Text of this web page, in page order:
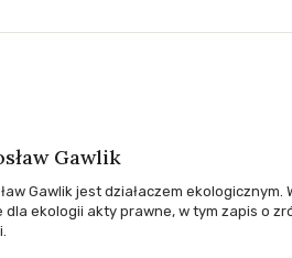
Gawlik
Gawlik jest działaczem
dla ekologii akty prawne, w tym zapis o